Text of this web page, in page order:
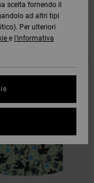
scelta fornendo il
ad altri tipi
Per ulteriori
e l'informativa